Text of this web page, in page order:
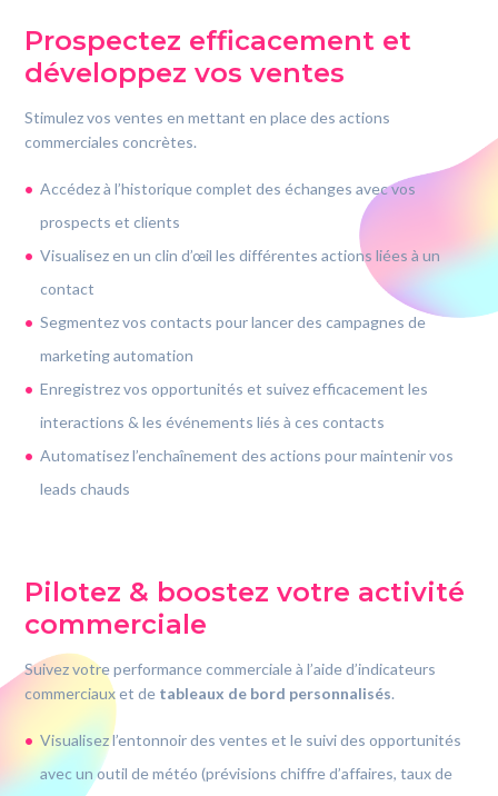
Prospectez efficacement et
développez vos ventes
Stimulez vos ventes en mettant en place des actions
commerciales concrètes.
Accédez à l’historique complet des échanges avec vos
prospects et clients
Visualisez en un clin d’œil les différentes actions liées à un
contact
Segmentez vos contacts pour lancer des campagnes de
marketing automation
Enregistrez vos opportunités et suivez efficacement les
interactions & les événements liés à ces contacts
Automatisez l’enchaînement des actions pour maintenir vos
leads chauds
Pilotez & boostez votre activité
commerciale
Suivez votre performance commerciale à l’aide d’indicateurs
commerciaux et de tableaux de bord personnalisés.
Visualisez l’entonnoir des ventes et le suivi des opportunités
avec un outil de météo (prévisions chiffre d’affaires, taux de